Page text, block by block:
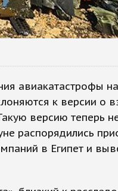
авиакатастрофы
к версии о
версию теперь
распорядились
в Египет и